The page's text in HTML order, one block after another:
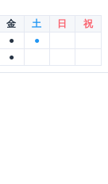
金 土 日
祝
●
●
●